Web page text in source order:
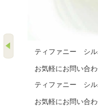
ティファニー シル
お気軽にお問い合わ
ティファニー シル
お気軽にお問い合わ